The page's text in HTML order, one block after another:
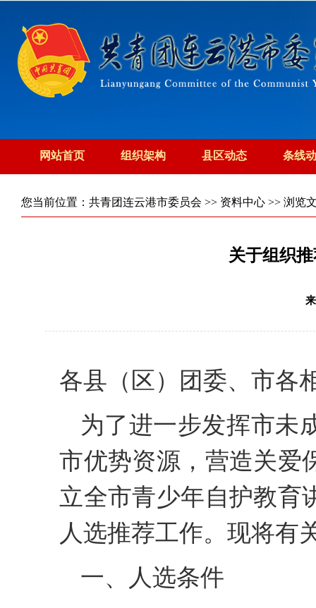
网站首页 组织架构 县区动态 条线
您当前位置： 共青团连云港市委员会 >> 资料中心 >> 浏览
关于组织
各县（区）团委、市各
为了进一步发挥市未
市优势资源，营造关爱
立全市青少年自护教育
人选推荐工作。现将有
一、人选条件